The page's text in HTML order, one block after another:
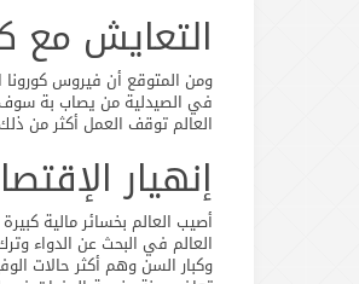
التعايش مع
العالم توقف العمل أكثر من
إنهيار
أصيب العالم بخسائر مالية
العالم في البحث عن الدواء